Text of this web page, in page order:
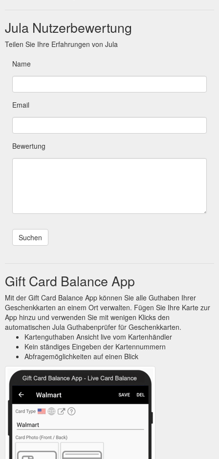
Jula Nutzerbewertung
Teilen Sie Ihre Erfahrungen von Jula
Name
Email
Bewertung
Gift Card Balance App
Mit der Gift Card Balance App können Sie alle Guthaben Ihrer
Geschenkkarten an einem Ort verwalten. Fügen Sie Ihre Karte zur
App hinzu und verwenden Sie mit wenigen Klicks den
automatischen Jula Guthabenprüfer für Geschenkkarten.
Kartenguthaben Ansicht live vom Kartenhändler
Kein ständiges Eingeben der Kartennummern
Abfragemöglichkeiten auf einen Blick